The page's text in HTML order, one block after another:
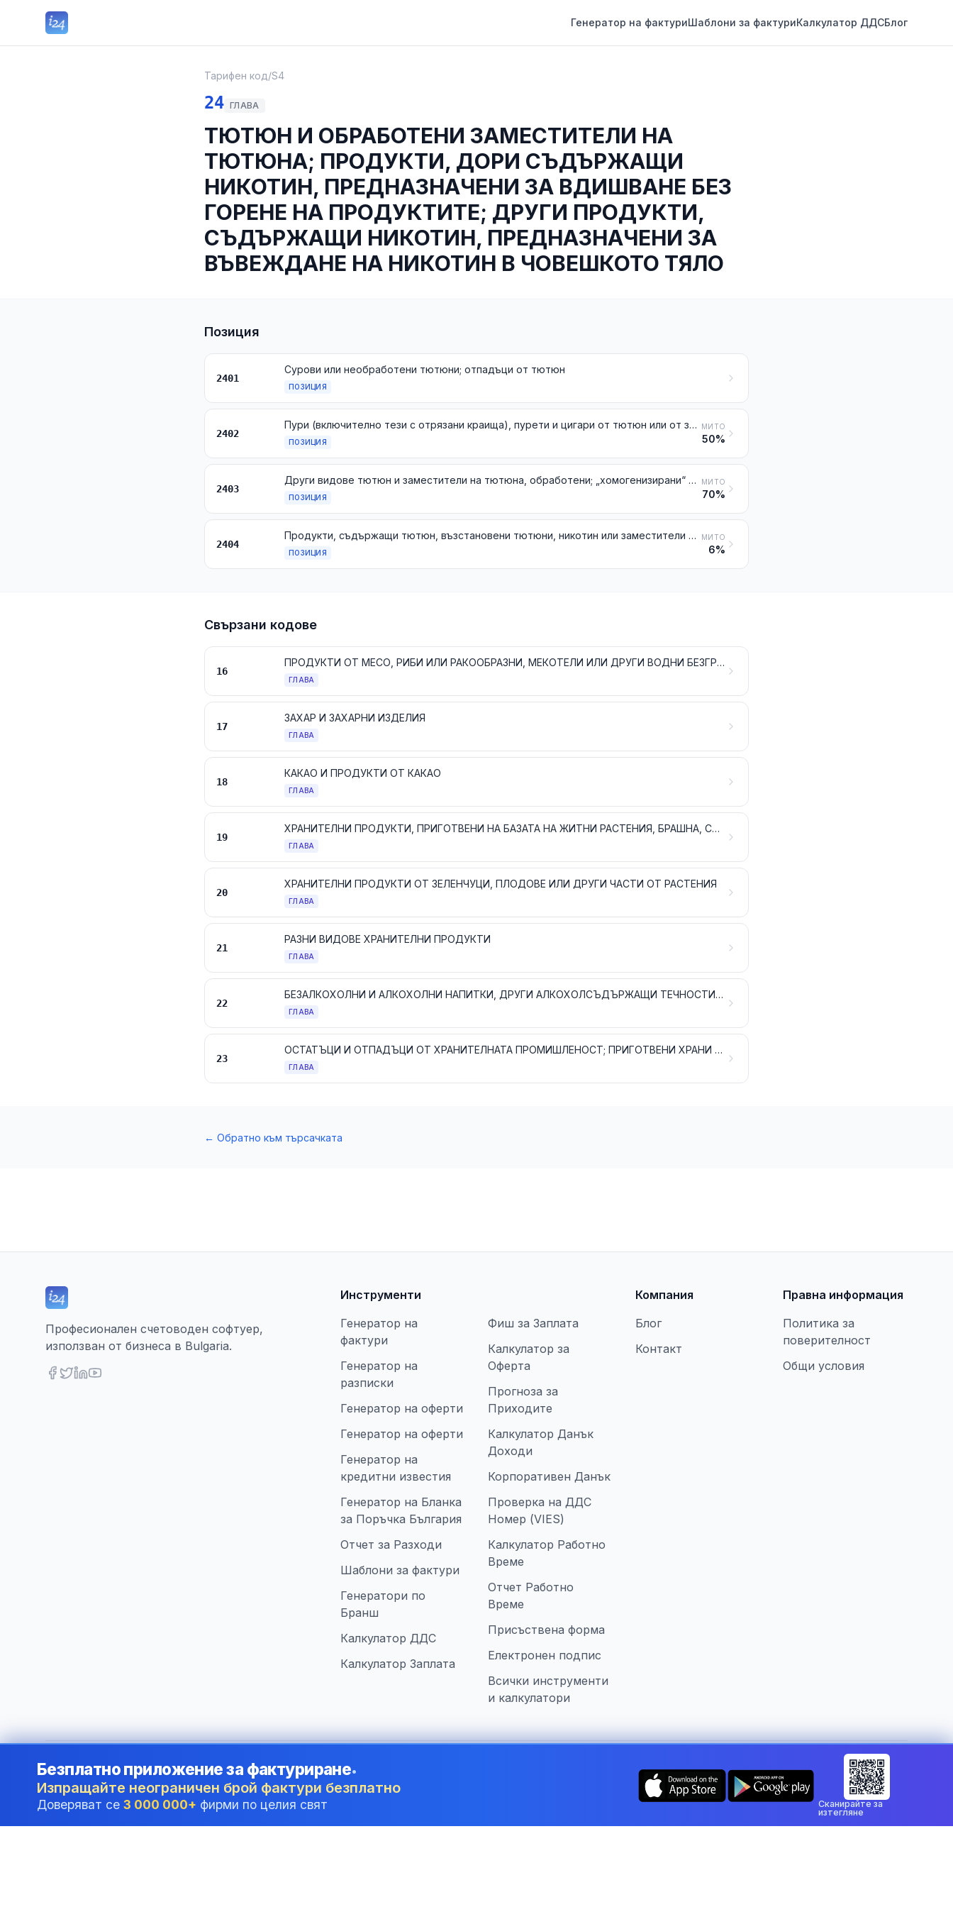
Генератор на фактуриШаблони за фактуриКалкулатор ДДСБлог
Тарифен код/S4
24 ГЛАВА
ТЮТЮН И ОБРАБОТЕНИ ЗАМЕСТИТЕЛИ НА
ТЮТЮНА; ПРОДУКТИ, ДОРИ СЪДЪРЖАЩИ
НИКОТИН, ПРЕДНАЗНАЧЕНИ ЗА ВДИШВАНЕ БЕЗ
ГОРЕНЕ НА ПРОДУКТИТЕ; ДРУГИ ПРОДУКТИ,
СЪДЪРЖАЩИ НИКОТИН, ПРЕДНАЗНАЧЕНИ ЗА
ВЪВЕЖДАНЕ НА НИКОТИН В ЧОВЕШКОТО ТЯЛО
Позиция
2401
Сурови или необработени тютюни; отпадъци от тютюн
ПОЗИЦИЯ
2402
Пури (включително тези с отрязани краища), пурети и цигари от тютюн или от заместители на тютюна
ПОЗИЦИЯ
МИТО
50%
2403
Други видове тютюн и заместители на тютюна, обработени; „хомогенизирани“ или „възстановени“ тютюни; тютюневи екстракти и сокове
ПОЗИЦИЯ
МИТО
70%
2404
Продукти, съдържащи тютюн, възстановени тютюни, никотин или заместители на тютюна или никотина, предназначени за вдишване без горене на продуктите; други продукти, съдържащи никотин, предназначени за въвеждане на никотин в човешкото тяло
ПОЗИЦИЯ
МИТО
6%
Свързани кодове
16
ПРОДУКТИ ОТ МЕСО, РИБИ ИЛИ РАКООБРАЗНИ, МЕКОТЕЛИ ИЛИ ДРУГИ ВОДНИ БЕЗГРЪБНАЧНИ ИЛИ ОТ НАСЕКОМИ
ГЛАВА
17
ЗАХАР И ЗАХАРНИ ИЗДЕЛИЯ
ГЛАВА
18
КАКАО И ПРОДУКТИ ОТ КАКАО
ГЛАВА
19
ХРАНИТЕЛНИ ПРОДУКТИ, ПРИГОТВЕНИ НА БАЗАТА НА ЖИТНИ РАСТЕНИЯ, БРАШНА, СКОРБЯЛА, НИШЕСТЕ ИЛИ МЛЯКО; ТЕСТЕНИ СЛАДКАРСКИ ИЗДЕЛИЯ
ГЛАВА
20
ХРАНИТЕЛНИ ПРОДУКТИ ОТ ЗЕЛЕНЧУЦИ, ПЛОДОВЕ ИЛИ ДРУГИ ЧАСТИ ОТ РАСТЕНИЯ
ГЛАВА
21
РАЗНИ ВИДОВЕ ХРАНИТЕЛНИ ПРОДУКТИ
ГЛАВА
22
БЕЗАЛКОХОЛНИ И АЛКОХОЛНИ НАПИТКИ, ДРУГИ АЛКОХОЛСЪДЪРЖАЩИ ТЕЧНОСТИ И ВИДОВЕ ОЦЕТ
ГЛАВА
23
ОСТАТЪЦИ И ОТПАДЪЦИ ОТ ХРАНИТЕЛНАТА ПРОМИШЛЕНОСТ; ПРИГОТВЕНИ ХРАНИ ЗА ЖИВОТНИ
ГЛАВА
← Обратно към търсачката
Професионален счетоводен софтуер,
използван от бизнеса в Bulgaria.
Инструменти
Генератор на
фактури
Генератор на
разписки
Генератор на оферти
Генератор на оферти
Генератор на
кредитни известия
Генератор на Бланка
за Поръчка България
Отчет за Разходи
Шаблони за фактури
Генератори по
Бранш
Калкулатор ДДС
Калкулатор Заплата
Фиш за Заплата
Калкулатор за
Оферта
Прогноза за
Приходите
Калкулатор Данък
Доходи
Корпоративен Данък
Проверка на ДДС
Номер (VIES)
Калкулатор Работно
Време
Отчет Работно
Време
Присъствена форма
Електронен подпис
Всички инструменти
и калкулатори
Компания
Блог
Контакт
Правна информация
Политика за
поверителност
Общи условия
©2026i24 Limited. All rights reserved. •В услуга на бизнеса в Bulgaria Смяна на държава: Bulgaria
Безплатно приложение за фактуриране•
Изпращайте неограничен брой фактури безплатно
Доверяват се 3 000 000+ фирми по целия свят
Сканирайте за
изтегляне